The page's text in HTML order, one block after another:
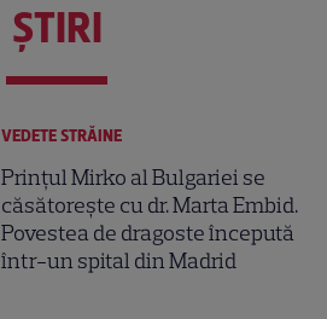
ŞTIRI
VEDETE STRĂINE
Prințul Mirko al Bulgariei se
căsătorește cu dr. Marta Embid.
Povestea de dragoste începută
într-un spital din Madrid